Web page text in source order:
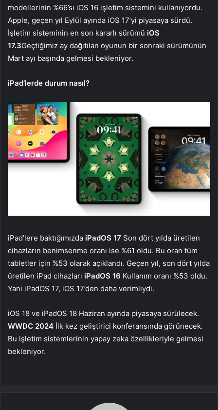
modellerinin %66’sı iOS 16 işletim sistemini kullanıyordu.
Apple, geçen yıl Eylül ayında iOS 17’yi piyasaya sürdü.
İşletim sisteminin en son kararlı sürümü iOS
17.3Geçtiğimiz ay dağıtılan oyunun bir sonraki sürümünün
Mart ayı başında gelmesi bekleniyor.
iPad’lerde durum nasıl?
iPad’lere baktığımızda iPadOS 17 Son dört yılda üretilen
cihazların benimsenme oranı ise %61 oldu. Bu oran tüm
tabletler için %53 olarak açıklandı. Geçen yıl, son dört yılda
üretilen iPad cihazları iPadOS 16 Kullanım oranı %53 oldu.
Yani iPadOS 17, iOS 17’den daha verimliydi.
iOS 18 ve iPadOS 18 Haziran ayında piyasaya sürülecek.
WWDC 2024 İlk kez geliştirici konferansında görünecek.
Bu işletim sistemlerinin yapay zeka özellikleriyle gelmesi
bekleniyor.